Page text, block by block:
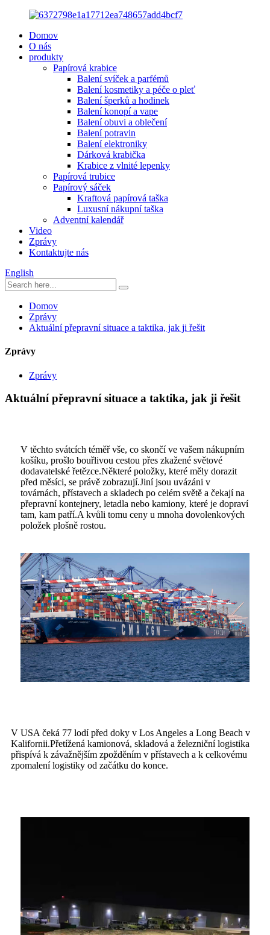
Domov
O nás
produkty
Papírová krabice
Balení svíček a parfémů
Balení kosmetiky a péče o pleť
Balení šperků a hodinek
Balení konopí a vape
Balení obuvi a oblečení
Balení potravin
Balení elektroniky
Dárková krabička
Krabice z vlnité lepenky
Papírová trubice
Papírový sáček
Kraftová papírová taška
Luxusní nákupní taška
Adventní kalendář
Video
Zprávy
Kontaktujte nás
English
Domov
Zprávy
Aktuální přepravní situace a taktika, jak ji řešit
Zprávy
Zprávy
Aktuální přepravní situace a taktika, jak ji řešit
V těchto svátcích téměř vše, co skončí ve vašem nákupním
košíku, prošlo bouřlivou cestou přes zkažené světové
dodavatelské řetězce.Některé položky, které měly dorazit
před měsíci, se právě zobrazují.Jiní jsou uvázáni v
továrnách, přístavech a skladech po celém světě a čekají na
přepravní kontejnery, letadla nebo kamiony, které je dopraví
tam, kam patří.A kvůli tomu ceny u mnoha dovolenkových
položek plošně rostou.
V USA čeká 77 lodí před doky v Los Angeles a Long Beach v
Kalifornii.Přetížená kamionová, skladová a železniční logistika
přispívá k závažnějším zpožděním v přístavech a k celkovému
zpomalení logistiky od začátku do konce.